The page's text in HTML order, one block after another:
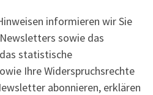
informieren wir Sie
sowie das
statistische
Ihre Widerspruchsrechte
abonnieren, erklären